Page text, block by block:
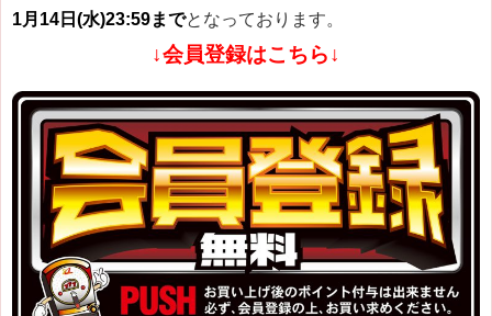
1月14日(水)23:59までとなっております。
↓会員登録はこちら↓